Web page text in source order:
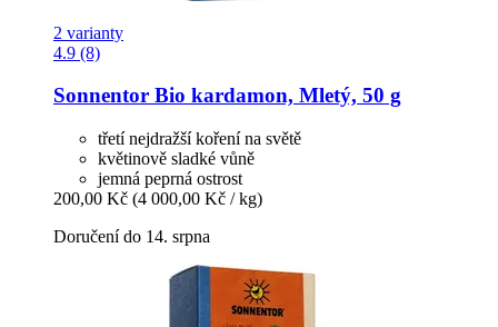
2 varianty
4.9 (8)
Sonnentor Bio kardamon, Mletý, 50 g
třetí nejdražší koření na světě
květinově sladké vůně
jemná peprná ostrost
200,00 Kč (4 000,00 Kč / kg)
Doručení do 14. srpna